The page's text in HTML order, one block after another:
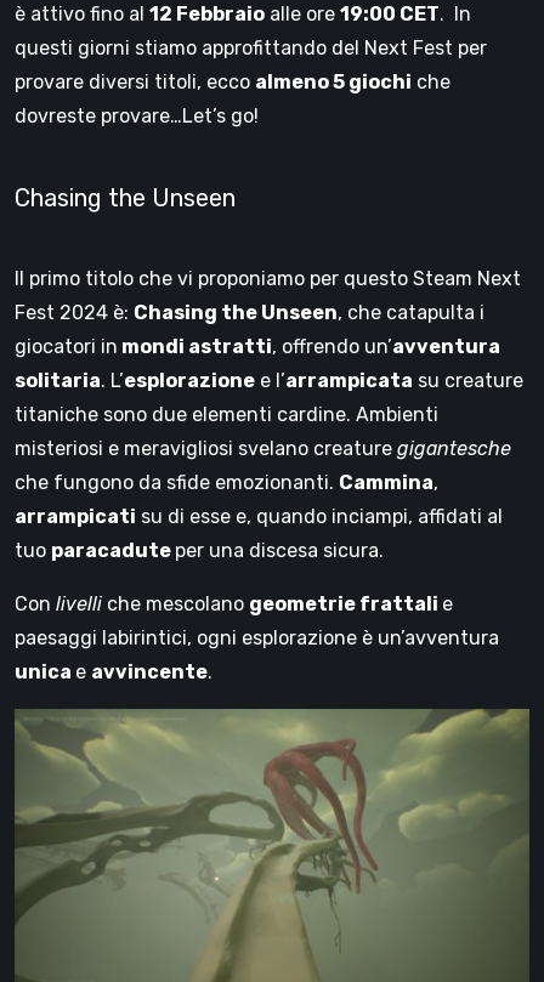
è attivo fino al 12 Febbraio alle ore 19:00 CET. In
questi giorni stiamo approfittando del Next Fest per
provare diversi titoli, ecco almeno 5 giochi che
dovreste provare…Let’s go!
Chasing the Unseen
Il primo titolo che vi proponiamo per questo Steam Next
Fest 2024 è: Chasing the Unseen, che catapulta i
giocatori in mondi astratti, offrendo un’avventura
solitaria. L’esplorazione e l’arrampicata su creature
titaniche sono due elementi cardine. Ambienti
misteriosi e meravigliosi svelano creature gigantesche
che fungono da sfide emozionanti. Cammina,
arrampicati su di esse e, quando inciampi, affidati al
tuo paracadute per una discesa sicura.
Con livelli che mescolano geometrie frattali e
paesaggi labirintici, ogni esplorazione è un’avventura
unica e avvincente.